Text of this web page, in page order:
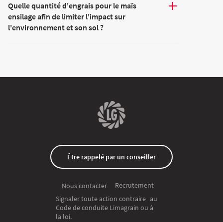
Quelle quantité d'engrais pour le maïs
ensilage afin de limiter l'impact sur
l'environnement et son sol ?
Être rappelé par un conseiller
Nous contacter
Recrutement
Signaler toute action contraire au
Code de conduite Limagrain ou à
la loi.